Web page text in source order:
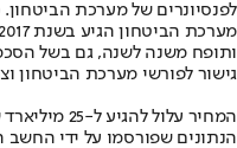
לפנסיונרים של מערכת
ותופח משנה לשנה, גם בשל
גישור לפורשי מערכת הביטחון
המחיר עלול להגיע ל-25 מיליארד שקלים. משה כחלון // צילום: קוקו
הנתונים שפורסמו על ידי